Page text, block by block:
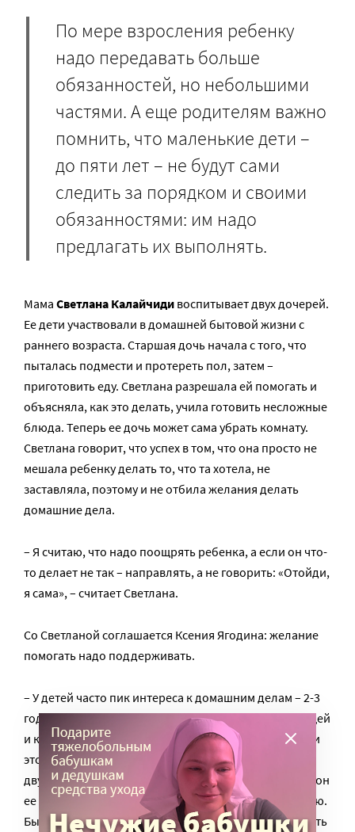
По мере взросления ребенку
надо передавать больше
обязанностей, но небольшими
частями. А еще родителям важно
помнить, что маленькие дети –
до пяти лет – не будут сами
следить за порядком и своими
обязанностями: им надо
предлагать их выполнять.
Мама Светлана Калайчиди воспитывает двух дочерей.
Ее дети участвовали в домашней бытовой жизни с
раннего возраста. Старшая дочь начала с того, что
пыталась подмести и протереть пол, затем –
приготовить еду. Светлана разрешала ей помогать и
объясняла, как это делать, учила готовить несложные
блюда. Теперь ее дочь может сама убрать комнату.
Светлана говорит, что успех в том, что она просто не
мешала ребенку делать то, что та хотела, не
заставляла, поэтому и не отбила желания делать
домашние дела.
– Я считаю, что надо поощрять ребенка, а если он что-
то делает не так – направлять, а не говорить: «Отойди,
я сама», – считает Светлана.
Со Светланой соглашается Ксения Ягодина: желание
помогать надо поддерживать.
– У детей часто пик интереса к домашним делам – 2-3
года. Это такой познавательный интерес к миру вещей
и к миру, который доступен только взрослым. И если
это поощрять, у ребенка сформируется навык. Как
двухлетка моет посуду? Очень часто после того, как он
ее помыл, мама моет двухлетку, посуду и потом кухню.
Бывает, что хочется ребенка отодвинуть и все сделать